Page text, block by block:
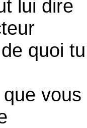
lui dire
quoi